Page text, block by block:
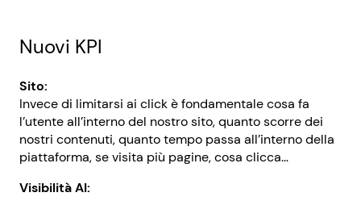
Nuovi KPI
Sito:
Invece di limitarsi ai click è fondamentale cosa fa
l’utente all’interno del nostro sito, quanto scorre dei
nostri contenuti, quanto tempo passa all’interno della
piattaforma, se visita più pagine, cosa clicca…
Visibilità AI: